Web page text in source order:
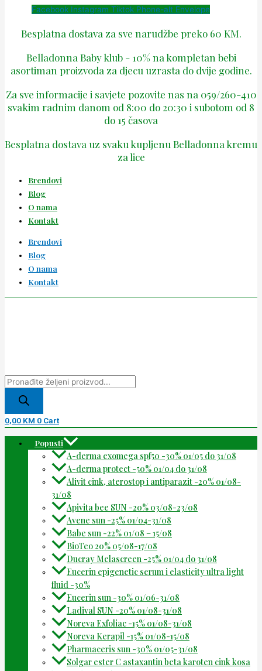
Facebook Instagram Tiktok Phone-alt Envelope
Besplatna dostava za sve narudžbe preko 60 KM.
Belladonna Baby klub - 10% na kompletan bebi
asortiman proizvoda za djecu uzrasta do dvije godine.
Za sve informacije i savjete pozovite nas na 059/260-410
svakim radnim danom od 8:00 do 20:30 i subotom od 8
do 15 časova
Besplatna dostava uz svaku kupljenu Belladonna kremu
za lice
Brendovi
Blog
O nama
Kontakt
Brendovi
Blog
O nama
Kontakt
0,00 KM 0 Cart
Popusti
A-derma exomega spf50 -30% 01/05 do 31/08
A-derma protect -50% 01/04 do 31/08
Alivit cink, aterostop i antiparazit -20% 01/08-
31/08
Apivita bee SUN -20% 03/08-23/08
Avene sun -25% 01/04-31/08
Babe sun -22% 01/08 – 15/08
BioTeo 20% 05/08-17/08
Ducray Melascreen -25% 01/04 do 31/08
Eucerin epigenetic serum i elasticity ultra light
fluid -30%
Eucerin sun -30% 01/06-31/08
Ladival SUN -20% 01/08-31/08
Noreva Exfoliac -15% 01/08-31/08
Noreva Kerapil -15% 01/08-15/08
Pharmaceris sun -30% 01/05-31/08
Solgar ester C astaxantin beta karoten cink kosa